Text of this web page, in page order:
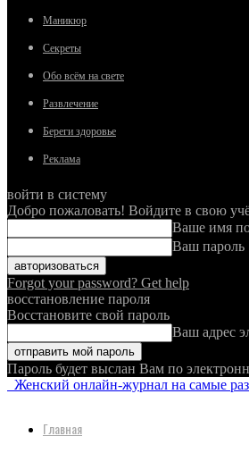
Маникюр
Секреты
Обо всём на свете
Развлечение
Береги здоровье
Реклама
войти в систему
Добро пожаловать! Войдите в свою
Ваше имя
Ваш пароль
Forgot your password? Get help
восстановление пароля
Восстановите свой пароль
Ваш адрес
Пароль будет выслан Вам по
Женский онлайн-журнал на самые
Главная